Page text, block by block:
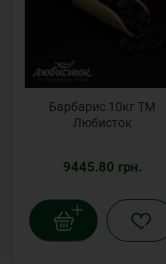
Барбарис 10кг ТМ
Любисток
9445.80 грн.